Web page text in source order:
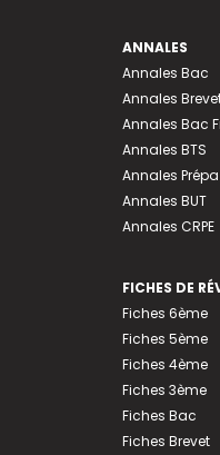
ANNALES
Annales Bac
Annales
Annales Bac
Annales BTS
Annales Prépa
Annales BUT
Annales CRPE
FICHES DE
Fiches 6ème
Fiches 5ème
Fiches 4ème
Fiches 3ème
Fiches Bac
Fiches Brevet